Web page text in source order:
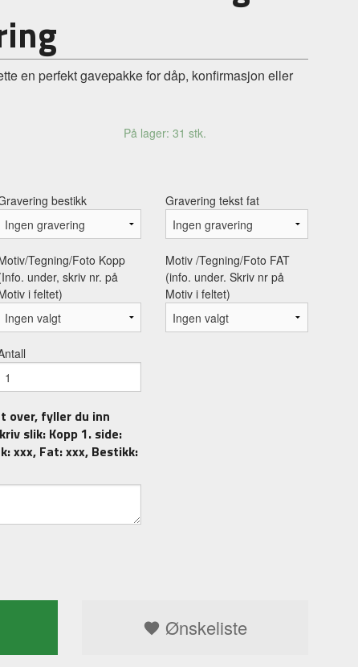
en perfekt gavepakke for dåp, konfirmasjon eller
På lager: 31 stk.
bestikk Gravering tekst fat
Tegning/Foto Kopp
under, skriv nr. på
i feltet)
Motiv /Tegning/Foto FAT
(info. under. Skriv nr på
Motiv i feltet)
over, fyller du inn
slik: Kopp 1. side:
xxx, Fat: xxx, Bestikk:
Ønskeliste